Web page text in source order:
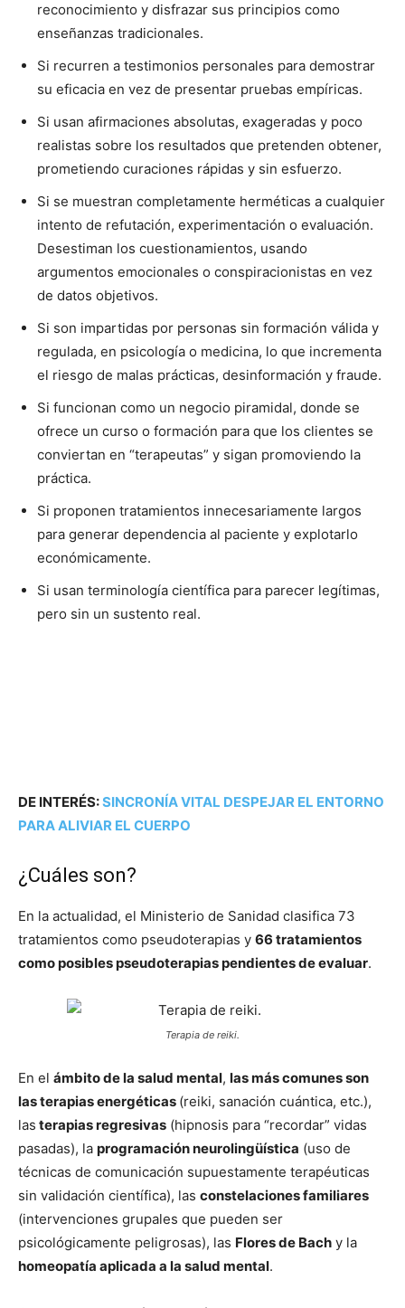
reconocimiento y disfrazar sus principios como
enseñanzas tradicionales.
Si recurren a testimonios personales para demostrar
su eficacia en vez de presentar pruebas empíricas.
Si usan afirmaciones absolutas, exageradas y poco
realistas sobre los resultados que pretenden obtener,
prometiendo curaciones rápidas y sin esfuerzo.
Si se muestran completamente herméticas a cualquier
intento de refutación, experimentación o evaluación.
Desestiman los cuestionamientos, usando
argumentos emocionales o conspiracionistas en vez
de datos objetivos.
Si son impartidas por personas sin formación válida y
regulada, en psicología o medicina, lo que incrementa
el riesgo de malas prácticas, desinformación y fraude.
Si funcionan como un negocio piramidal, donde se
ofrece un curso o formación para que los clientes se
conviertan en “terapeutas” y sigan promoviendo la
práctica.
Si proponen tratamientos innecesariamente largos
para generar dependencia al paciente y explotarlo
económicamente.
Si usan terminología científica para parecer legítimas,
pero sin un sustento real.
DE INTERÉS:SINCRONÍA VITAL DESPEJAR EL ENTORNO
PARA ALIVIAR EL CUERPO
¿Cuáles son?
En la actualidad, el Ministerio de Sanidad clasifica 73
tratamientos como pseudoterapias y 66 tratamientos
como posibles pseudoterapias pendientes de evaluar.
Terapia de reiki.
En el ámbito de la salud mental, las más comunes son
las terapias energéticas (reiki, sanación cuántica, etc.),
las terapias regresivas (hipnosis para “recordar” vidas
pasadas), la programación neurolingüística (uso de
técnicas de comunicación supuestamente terapéuticas
sin validación científica), las constelaciones familiares
(intervenciones grupales que pueden ser
psicológicamente peligrosas), las Flores de Bach y la
homeopatía aplicada a la salud mental.